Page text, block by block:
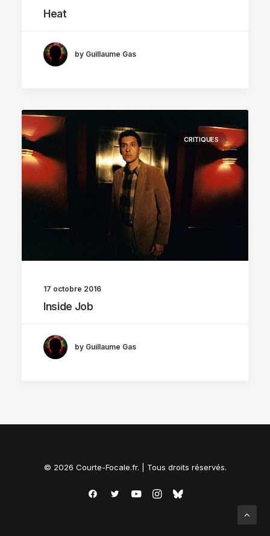
Heat
by Guillaume Gas
CRITIQUES
17 octobre 2016
Inside Job
by Guillaume Gas
© 2026 Courte-Focale.fr. | Tous droits réservés.